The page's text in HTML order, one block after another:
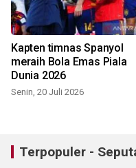
Kapten timnas Spanyol
meraih Bola Emas Piala
Dunia 2026
Senin, 20 Juli 2026
Terpopuler -